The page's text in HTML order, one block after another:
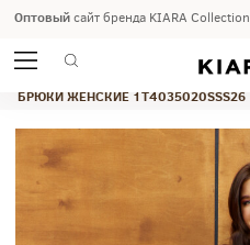
Оптовыйсайт бренда KIARA Collection
ВЕСНА-ЛЕТО 2026
БРЮКИ ЖЕНСКИЕ 1T4035020SSS26